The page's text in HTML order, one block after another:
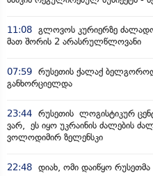
11:08 გლოვოს კურიერზე
მათ შორის 2 არასრულწლოვანი
07:59 რუსეთის ქალაქ
განხორციელდა
23:44 რუსეთის ლოგისტიკურ
ვარ, ეს იყო უკრაინის ძალების
ვოლოდიმირ ზელენსკი
22:48 დიახ, ომი დაიწყო რუსეთმა